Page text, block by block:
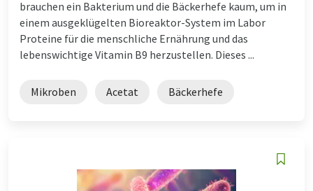
brauchen ein Bakterium und die Bäckerhefe kaum, um in
einem ausgeklügelten Bioreaktor-System im Labor
Proteine für die menschliche Ernährung und das
lebenswichtige Vitamin B9 herzustellen. Dieses ...
Mikroben Acetat Bäckerhefe